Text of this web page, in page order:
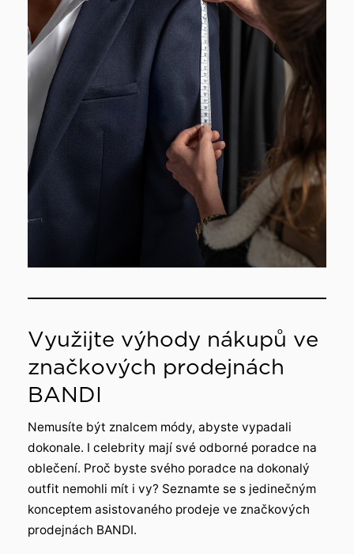
Využijte výhody nákupů ve
značkových prodejnách
BANDI
Nemusíte být znalcem módy, abyste vypadali
dokonale. I celebrity mají své odborné poradce na
oblečení. Proč byste svého poradce na dokonalý
outfit nemohli mít i vy? Seznamte se s jedinečným
konceptem asistovaného prodeje ve značkových
prodejnách BANDI.